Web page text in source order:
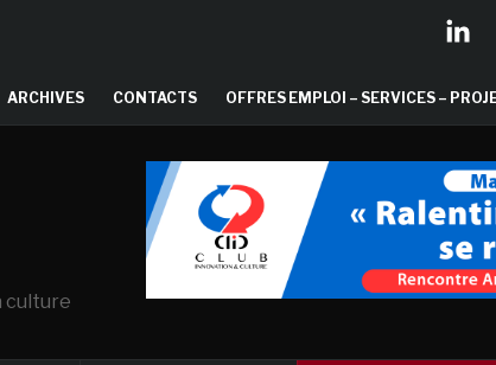
ARCHIVES CONTACTS OFFRES EMPLOI – SERVICES –
culture